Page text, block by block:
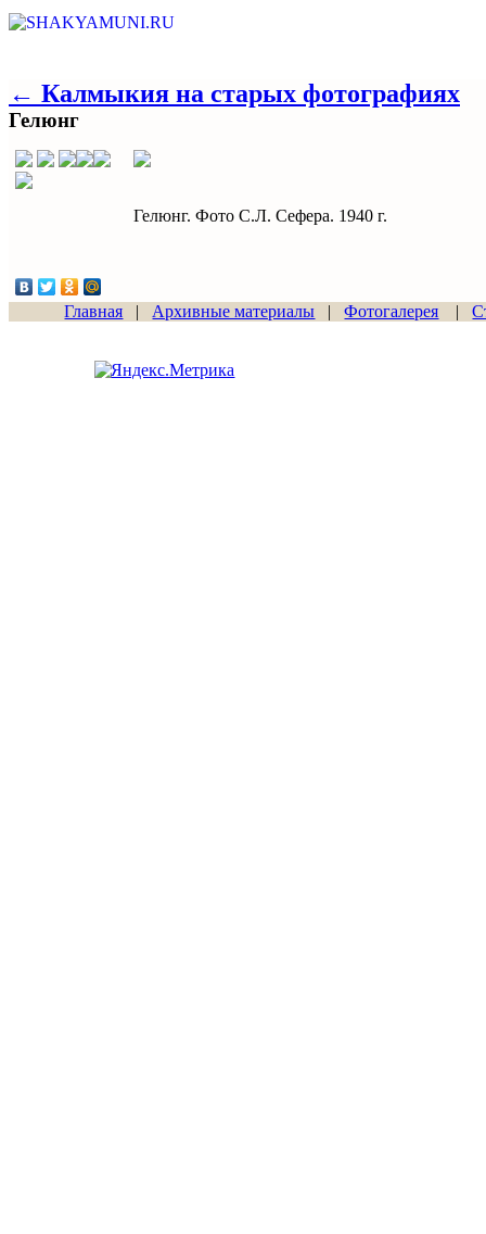
← Калмыкия на старых фотографиях
Гелюнг
Гелюнг. Фото С.Л. Сефера. 1940 г.
Главная | Архивные материалы |Фотогалерея |